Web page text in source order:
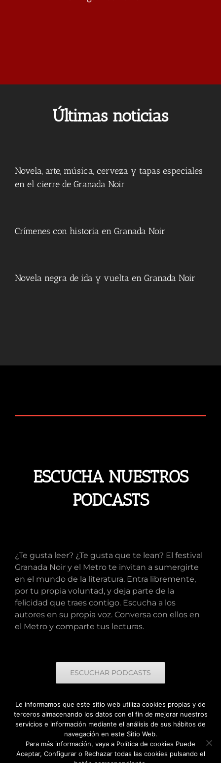
Últimas noticias
Novela, arte, música, cerveza y tapas especiales
en el cierre de Granada Noir
Crímenes con historia en Granada Noir
Novela negra de ida y vuelta en Granada Noir
ESCUCHA NUESTROS
PODCASTS
¿Te gusta leer? ¿Te gusta que te lean? El festival
Granada Noir y el Metro te invitan a sumergirte
en el mundo de la literatura. Entra libremente,
por tu propia voluntad, y deja parte de la
felicidad que traes contigo. Escucha a los
autores en su propia voz. Conversa con ellos en
el Metro y comparte tus lecturas.
ESCUCHAR PODCASTS
© Copyright 2026 Granada Noir | Todos los derechos reservados
| Creado porAcento Comunicación|
Le informamos que este sitio web utiliza cookies propias y de
terceros almacenando los datos con el fin de mejorar nuestros
servicios e información mediante el análisis de sus hábitos de
navegación en este Sitio Web.
Para más información, vaya a Política de cookies Puede
Aceptar, Configurar o Rechazar todas las cookies pulsando el